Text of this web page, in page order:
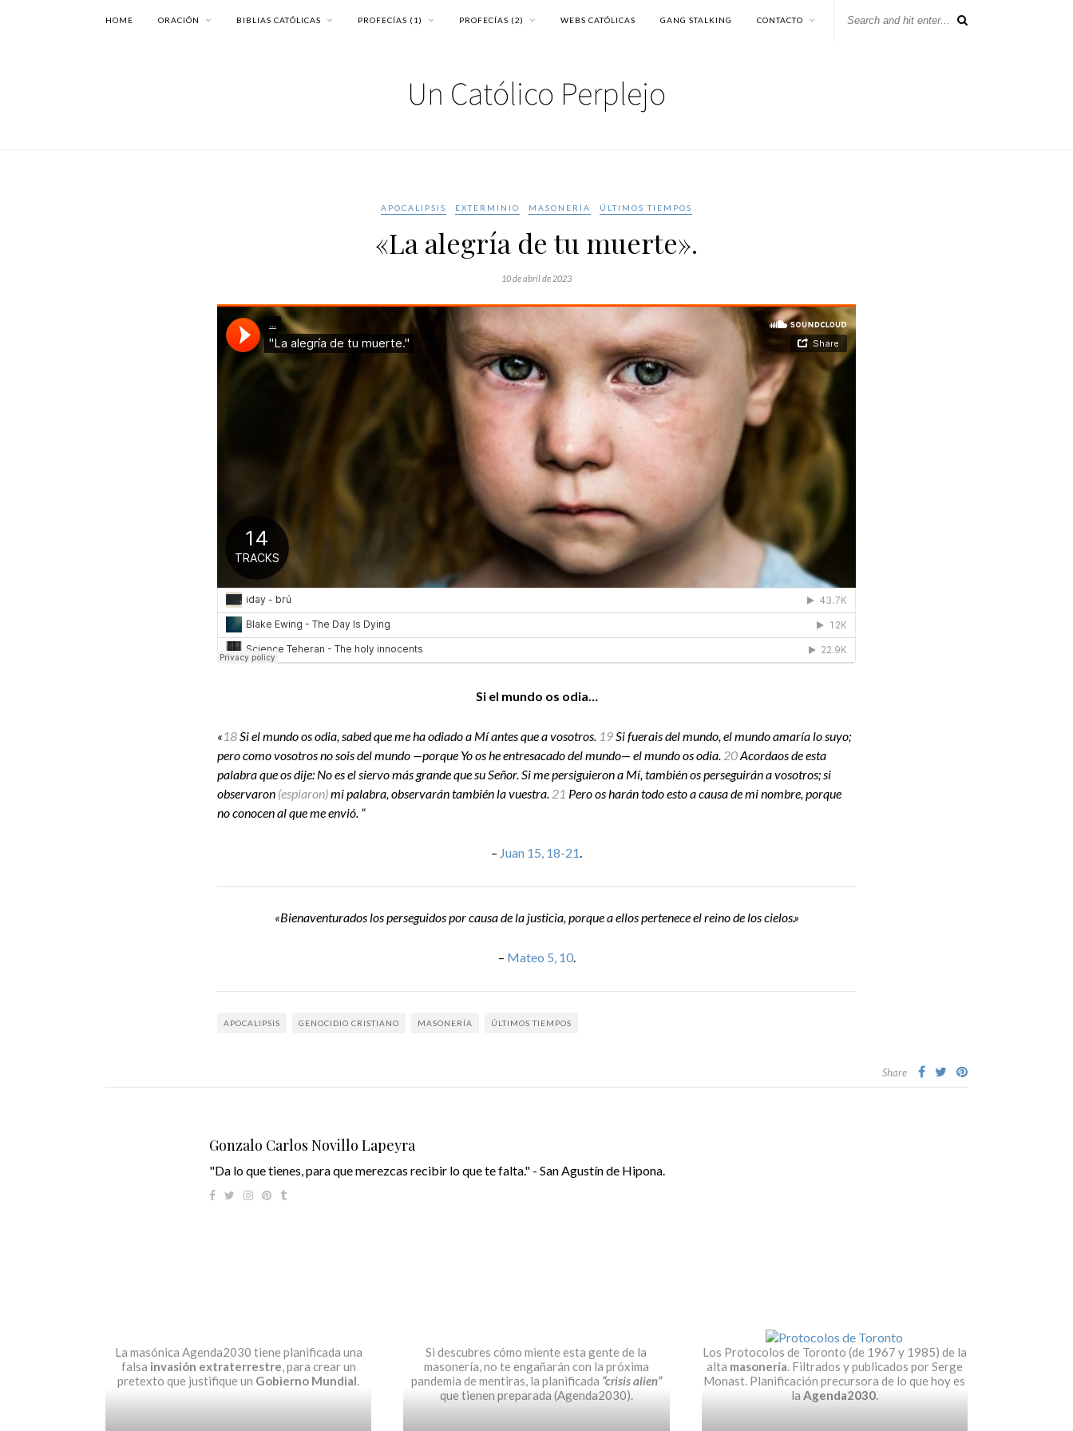
HOME ORACIÓN BIBLIAS CATÓLICAS PROFECÍAS (1) PROFECÍAS (2) WEBS CATÓLICAS GANG STALKING CONTACTO
APOCALIPSIS EXTERMINIO MASONERÍA ÚLTIMOS TIEMPOS
«La alegría de tu muerte».
10 de abril de 2023
Si el mundo os odia…
«18Si el mundo os odia, sabed que me ha odiado a Mí antes que a vosotros. 19Si fuerais del mundo, el mundo amaría lo suyo;
pero como vosotros no sois del mundo —porque Yo os he entresacado del mundo— el mundo os odia. 20Acordaos de esta
palabra que os dije: No es el siervo más grande que su Señor. Si me persiguieron a Mí, también os perseguirán a vosotros; si
observaron (espiaron)mi palabra, observarán también la vuestra. 21 Pero os harán todo esto a causa de mi nombre, porque
no conocen al que me envió. ”
– Juan 15, 18-21.
«Bienaventurados los perseguidos por causa de la justicia, porque a ellos pertenece el reino de los cielos.»
– Mateo 5, 10.
APOCALIPSIS GENOCIDIO CRISTIANO MASONERÍA ÚLTIMOS TIEMPOS
Share
Gonzalo Carlos Novillo Lapeyra
"Da lo que tienes, para que merezcas recibir lo que te falta." - San Agustín de Hipona.
La masónica Agenda2030 tiene planificada una
falsa invasión extraterrestre, para crear un
pretexto que justifique un Gobierno Mundial.
Si descubres cómo miente esta gente de la
masonería, no te engañarán con la próxima
pandemia de mentiras, la planificada “crisis alien”
que tienen preparada (Agenda2030).
Los Protocolos de Toronto (de 1967 y 1985) de la
alta masonería. Filtrados y publicados por Serge
Monast. Planificación precursora de lo que hoy es
laAgenda2030.